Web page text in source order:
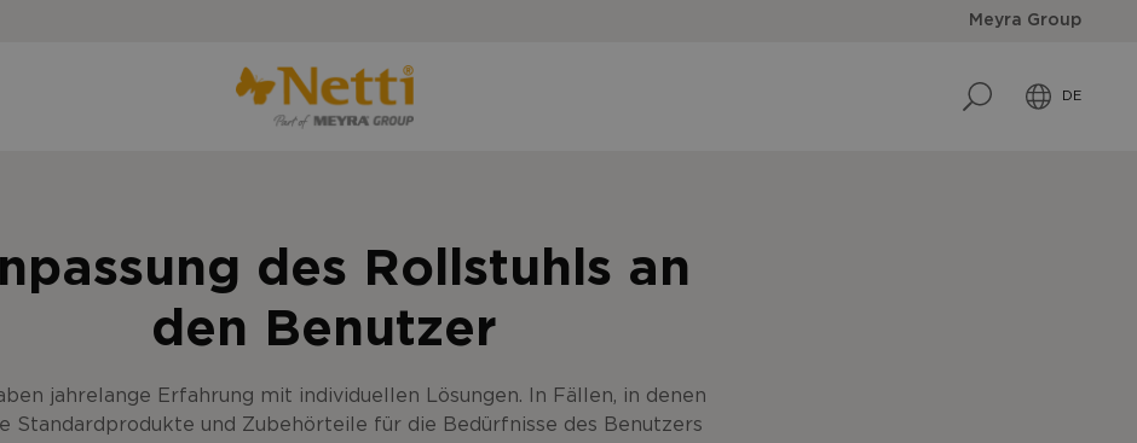
Meyra Group
DE
des Rollstuhls an
den Benutzer
jahrelange Erfahrung mit individuellen Lösungen. In Fällen, in denen
Standardprodukte und Zubehörteile für die Bedürfnisse des Benutzers